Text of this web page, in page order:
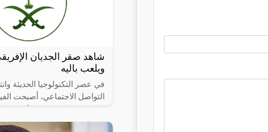
شاهد صقر الجديان
ويلعب باليه
في عصر التكنولوجيا الحديثة
التواصل الاجتماعي، أصبحت
اليومية، ومن بين الفيديوهات